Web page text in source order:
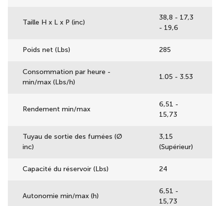
Taille H x L x P (inc)
38,8 - 17,3
- 19,6
Poids net (Lbs) 285
Consommation par heure -
min/max (Lbs/h)
1.05 - 3.53
Rendement min/max
6,51 -
15,73
Tuyau de sortie des fumées (Ø
inc)
3,15
(Supérieur)
Capacité du réservoir (Lbs) 24
Autonomie min/max (h)
6,51 -
15,73